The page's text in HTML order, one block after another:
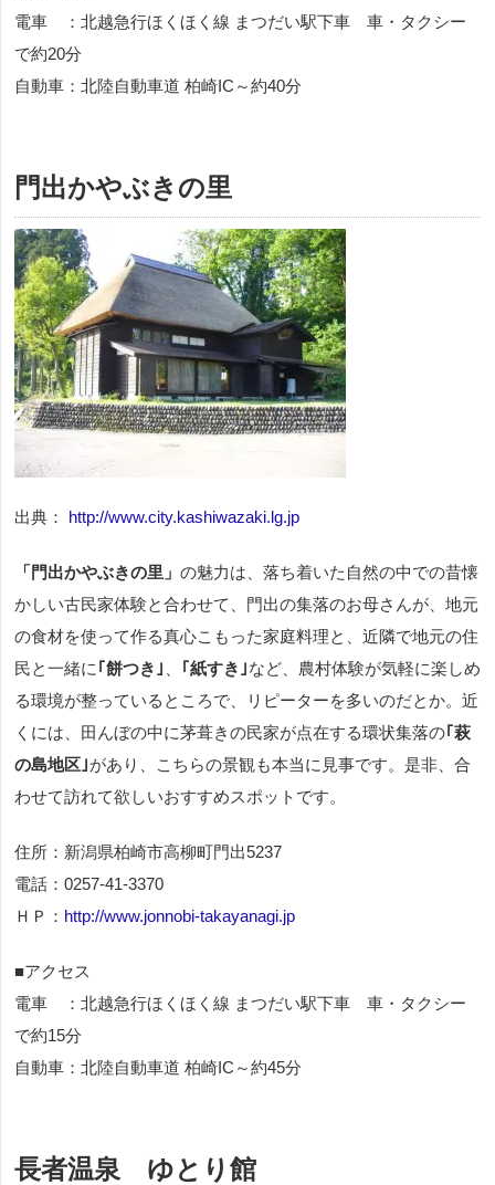
電車 ：北越急行ほくほく線 まつだい駅下車 車・タクシー
で約20分
自動車：北陸自動車道 柏崎IC～約40分
門出かやぶきの里
出典： http://www.city.kashiwazaki.lg.jp
「門出かやぶきの里」 の魅力は、落ち着いた自然の中での昔懐
かしい古民家体験と合わせて、門出の集落のお母さんが、地元
の食材を使って作る真心こもった家庭料理と、近隣で地元の住
民と一緒に ｢餅つき｣ ｢紙すき｣など、農村体験が気軽に楽しめ
る環境が整っているところで、リピーターを多いのだとか。近
くには、田んぼの中に茅葺きの民家が点在する環状集落の｢萩
の島地区｣があり、こちらの景観も本当に見事です。是非、合
わせて訪れて欲しいおすすめスポットです。
住所：新潟県柏崎市高柳町門出5237
電話：0257-41-3370
ＨＰ： http://www.jonnobi-takayanagi.jp
■アクセス
電車 ：北越急行ほくほく線 まつだい駅下車 車・タクシー
で約15分
自動車：北陸自動車道 柏崎IC～約45分
長者温泉 ゆとり館